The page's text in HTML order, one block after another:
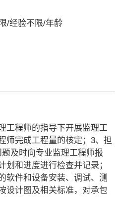
/经验不限/年龄
工程师的指导下开展监理工
师完成工程量的核定；3、担
及时向专业监理工程师报
划和进度进行检查并记录；
软件和设备安装、调试、测
设计图及相关标准，对承包